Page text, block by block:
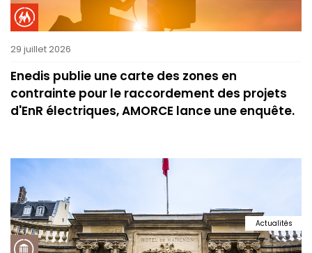
29 juillet 2026
Enedis publie une carte des zones en
contrainte pour le raccordement des projets
d'EnR électriques, AMORCE lance une enquête.
Actualités